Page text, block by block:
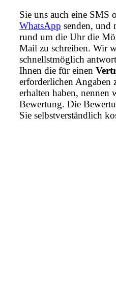
Sie uns auch eine SMS
WhatsApp senden, und
rund um die Uhr die
Mail zu schreiben. Wir
schnellstmöglich
Ihnen die für einen
erforderlichen Angaben
erhalten haben, nennen
Bewertung. Die
Sie selbstverständlich